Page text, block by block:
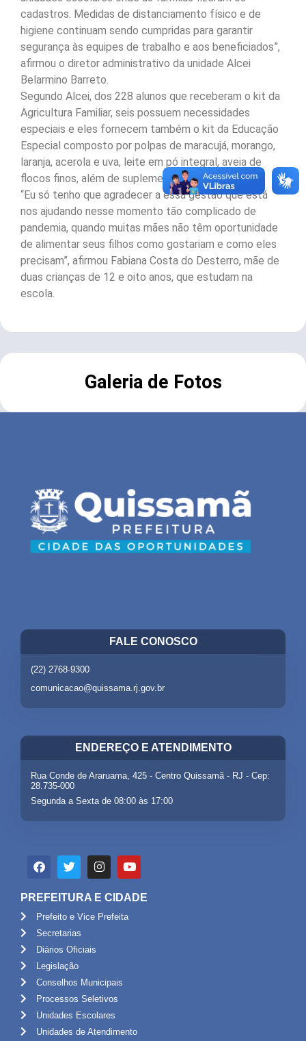
cadastros. Medidas de distanciamento físico e de
higiene continuam sendo cumpridas para garantir
segurança às equipes de trabalho e aos beneficiados”,
afirmou o diretor administrativo da unidade Alcei
Belarmino Barreto.
Segundo Alcei, dos 228 alunos que receberam o kit da
Agricultura Familiar, seis possuem necessidades
especiais e eles fornecem também o kit da Educação
Especial composto por polpas de maracujá, morango,
laranja, acerola e uva, leite em pó integral, aveia de
flocos finos, além de suplementos.
“Eu só tenho que agradecer a essa gestão que está
nos ajudando nesse momento tão complicado de
pandemia, quando muitas mães não têm oportunidade
de alimentar seus filhos como gostariam e como eles
precisam”, afirmou Fabiana Costa do Desterro, mãe de
duas crianças de 12 e oito anos, que estudam na
escola.
Galeria de Fotos
FALE CONOSCO
(22) 2768-9300
comunicacao@quissama.rj.gov.br
ENDEREÇO E ATENDIMENTO
Rua Conde de Araruama, 425 - Centro Quissamã - RJ - Cep:
28.735-000
Segunda a Sexta de 08:00 às 17:00
PREFEITURA E CIDADE
Prefeito e Vice Prefeita
Secretarias
Diários Oficiais
Legislação
Conselhos Municipais
Processos Seletivos
Unidades Escolares
Unidades de Atendimento